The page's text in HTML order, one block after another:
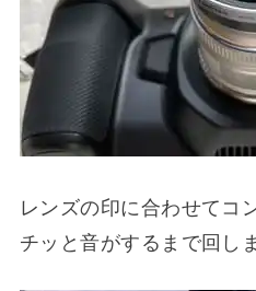
レンズの印に合わせてコ
チッと音がするまで回し